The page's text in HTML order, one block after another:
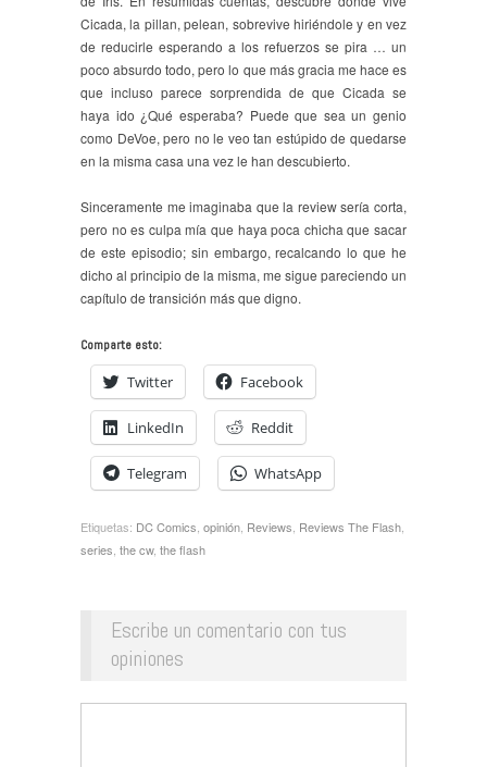
Cicada, la pillan, pelean, sobrevive hiriéndole y en vez
de reducirle esperando a los refuerzos se pira … un
poco absurdo todo, pero lo que más gracia me hace es
que incluso parece sorprendida de que Cicada se
haya ido ¿Qué esperaba? Puede que sea un genio
como DeVoe, pero no le veo tan estúpido de quedarse
en la misma casa una vez le han descubierto.
Sinceramente me imaginaba que la review sería corta,
pero no es culpa mía que haya poca chicha que sacar
de este episodio; sin embargo, recalcando lo que he
dicho al principio de la misma, me sigue pareciendo un
capítulo de transición más que digno.
Comparte esto:
Twitter Facebook
LinkedIn Reddit
Telegram WhatsApp
Etiquetas: DC Comics, opinión, Reviews, Reviews The Flash,
series, the cw, the flash
Escribe un comentario con tus
opiniones